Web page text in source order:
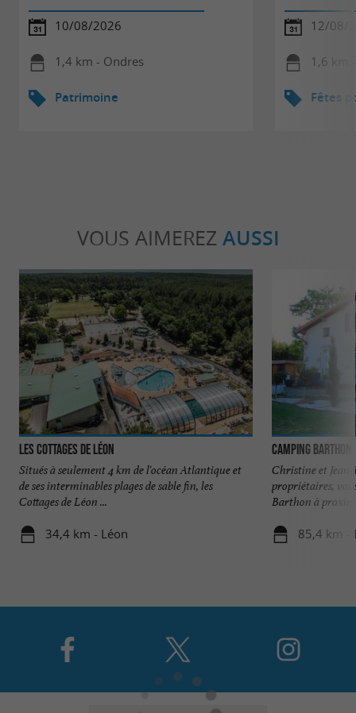
10/08/2026
1,4 km - Ondres
Patrimoine
12/08/
1,6 km
Fêtes
VOUS AIMEREZ AUSSI
Les Cottages de Léon
Situés à seulement 4 km de l'océan Atlantique et
de ses interminables plages de sable fin, les
Cottages de Léon ...
34,4 km - Léon
Camping Barthon
Christine et
propriétaires,
Barthon à
85,4 km -